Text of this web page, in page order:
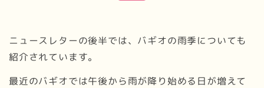
ニュースレターの後半では、バギオの雨季についても
紹介されています。
最近のバギオでは午後から雨が降り始める日が増えて